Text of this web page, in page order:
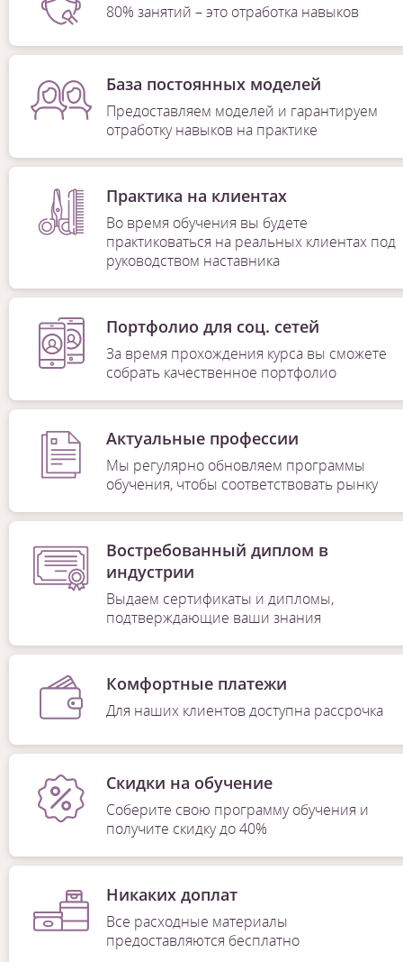
80% занятий – это отработка навыков
База постоянных моделей
Предоставляем моделей и гарантируем
отработку навыков на практике
Практика на клиентах
Во время обучения вы будете
практиковаться на реальных клиентах под
руководством наставника
Портфолио для соц. сетей
За время прохождения курса вы сможете
собрать качественное портфолио
Актуальные профессии
Мы регулярно обновляем программы
обучения, чтобы соответствовать рынку
Востребованный диплом в
индустрии
Выдаем сертификаты и дипломы,
подтверждающие ваши знания
Комфортные платежи
Для наших клиентов доступна рассрочка
Скидки на обучение
Соберите свою программу обучения и
получите скидку до 40%
Никаких доплат
Все расходные материалы
предоставляются бесплатно